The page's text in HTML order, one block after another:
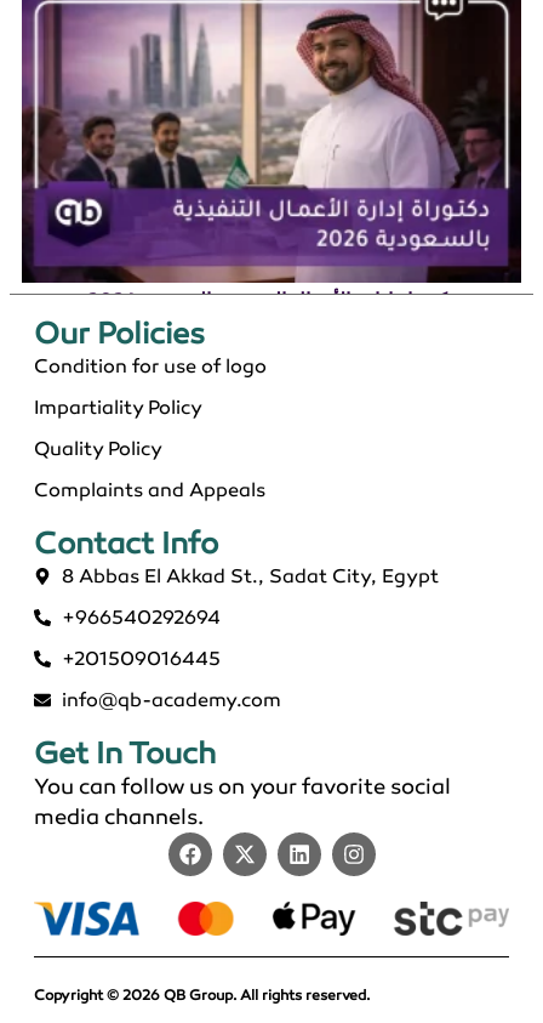
دكتوراة إدارة الأعمال التنفيذية بالسعودية 2026
ماجستير عن بعد معتمد في السعودية 2026
Our Policies​
Condition for use of logo
Impartiality Policy
Quality Policy
Complaints and Appeals
Contact Info​
8 Abbas El Akkad St., Sadat City, Egypt
+966540292694
+201509016445
info@qb-academy.com
Get In Touch
You can follow us on your favorite social
media channels.
Copyright © 2026 QB Group. All rights reserved.